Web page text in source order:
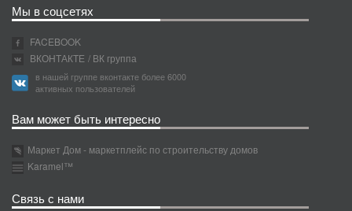
Мы в соцсетях
FACEBOOK
ВКОНТАКТЕ / ВК группа
в нашей группе вконтакте более 6000
активных пользователей
Вам может быть интересно
Маркет Дом - маркетплейс по строительству домов
Karamel™
Связь с нами